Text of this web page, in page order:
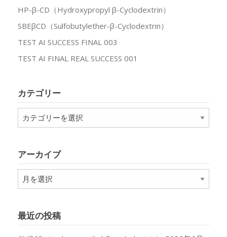
HP-β-CD（Hydroxypropyl β-Cyclodextrin）
SBEβCD（Sulfobutylether-β-Cyclodextrin）
TEST AI SUCCESS FINAL 003
TEST AI FINAL REAL SUCCESS 001
カテゴリー
テ
ー
アーカイブ
ア
ー
ブ
最近の投稿